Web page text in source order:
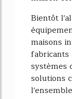
Bientôt
maisons
fabricants
systèmes
solutions